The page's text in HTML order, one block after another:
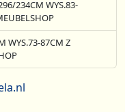
234CM WYS.83-
WYS.73-87CM Z